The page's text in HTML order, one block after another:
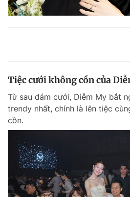
Tiệc cưới không cồn của
Từ sau đám cưới, Diễm My bắt
trendy nhất, chính là lên tiệc
cồn.